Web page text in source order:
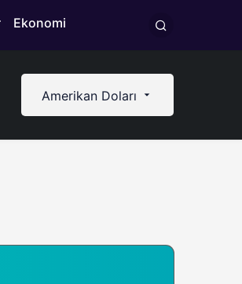
Ekonomi
Amerikan Doları